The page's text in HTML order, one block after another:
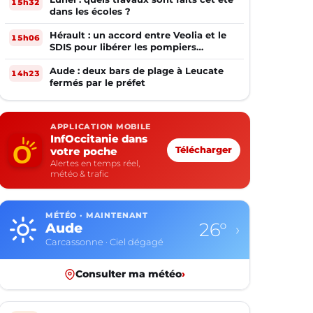
dans les écoles ?
15h06
Hérault : un accord entre Veolia et le
SDIS pour libérer les pompiers
volontaires
14h23
Aude : deux bars de plage à Leucate
fermés par le préfet
APPLICATION MOBILE
InfOccitanie dans
votre poche
Alertes en temps réel,
météo & trafic
Télécharger
MÉTÉO · MAINTENANT
Aude
Carcassonne · Ciel dégagé
26° ›
Consulter ma météo›